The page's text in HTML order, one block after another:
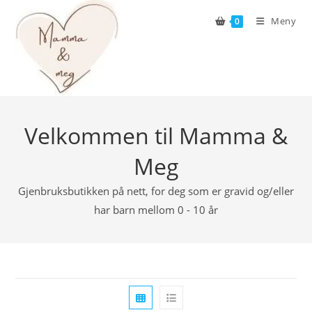
content
0 Meny
Velkommen til Mamma &
Meg
Gjenbruksbutikken på nett, for deg som er gravid og/eller
har barn mellom 0 - 10 år